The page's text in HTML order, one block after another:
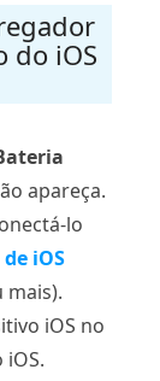
do iOS
apareça.
lo
iOS
mais).
iOS no